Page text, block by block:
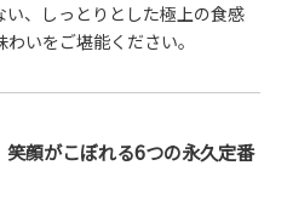
、しっとりとした極上の食感
いをご堪能ください。
顔がこぼれる6つの永久定番